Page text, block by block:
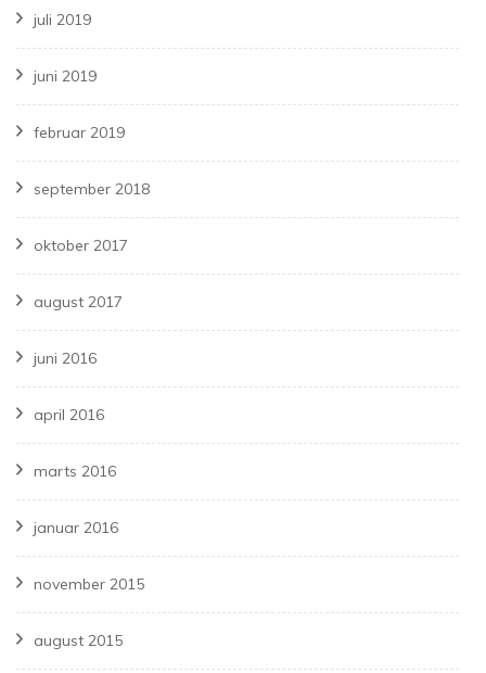
juli 2019
juni 2019
februar 2019
september 2018
oktober 2017
august 2017
juni 2016
april 2016
marts 2016
januar 2016
november 2015
august 2015